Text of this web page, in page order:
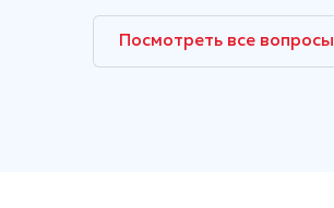
Посмотреть все вопросы